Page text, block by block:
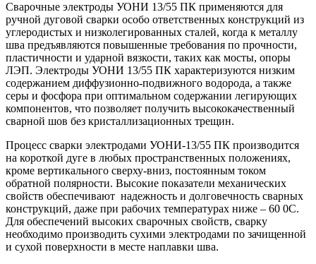
кг.
Сварочные электроды УОНИ 13/55 ПК применяются для
ручной дуговой сварки особо ответственных конструкций из
углеродистых и низколегированных сталей, когда к металлу
шва предъявляются повышенные требования по прочности,
пластичности и ударной вязкости, таких как мосты, опоры
ЛЭП. Электроды УОНИ 13/55 ПК характеризуются низким
содержанием диффузионно-подвижного водорода, а также
серы и фосфора при оптимальном содержании легирующих
компонентов, что позволяет получить высококачественный
сварной шов без кристаллизационных трещин.
Процесс сварки электродами УОНИ-13/55 ПК производится
на короткой дуге в любых пространственных положениях,
кроме вертикального сверху-вниз, постоянным током
обратной полярности. Высокие показатели механических
свойств обеспечивают надежность и долговечность сварных
конструкций, даже при рабочих температурах ниже – 60 0С.
Для обеспечений высоких сварочных свойств, сварку
необходимо производить сухими электродами по зачищенной
и сухой поверхности в месте наплавки шва.